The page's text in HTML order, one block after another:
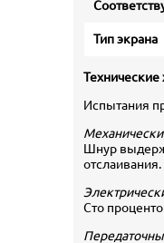
Тип экрана
Технические
Испытания
Шнур
отслаивания.
Сто